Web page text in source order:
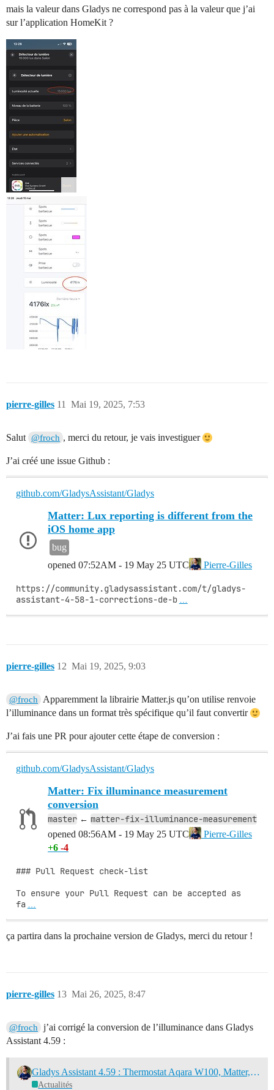
mais la valeur dans Gladys ne correspond pas à la valeur que j’ai
sur l’application HomeKit ?
pierre-gilles Mai 19, 2025, 7:53
11
Salut @froch , merci du retour, je vais investiguer
J’ai créé une issue Github :
github.com/GladysAssistant/Gladys
Matter: Lux reporting is different from the
iOS home app
opened 07:52AM - 19 May 25 UTC Pierre-Gilles
bug
https://community.gladysassistant.com/t/gladys-
assistant-4-58-1-corrections-de-b
pierre-gilles Mai 19, 2025, 9:03
12
@froch
Apparemment la librairie Matter.js qu’on utilise renvoie
l’illuminance dans un format très spécifique qu’il faut convertir
J’ai fais une PR pour ajouter cette étape de conversion :
github.com/GladysAssistant/Gladys
Matter: Fix illuminance measurement
conversion
master ← matter-fix-illuminance-measurement
opened 08:56AM - 19 May 25 UTC
Pierre-Gilles
+6 -4
### Pull Request check-list
To ensure your Pull Request can be accepted as
fa
ça partira dans la prochaine version de Gladys, merci du retour !
pierre-gilles Mai 26, 2025, 8:47
13
@froch
j’ai corrigé la conversion de l’illuminance dans Gladys
Assistant 4.59 :
Gladys Assistant 4.59 : Thermostat Aqara W100, Matter, Scènes!
Actualités